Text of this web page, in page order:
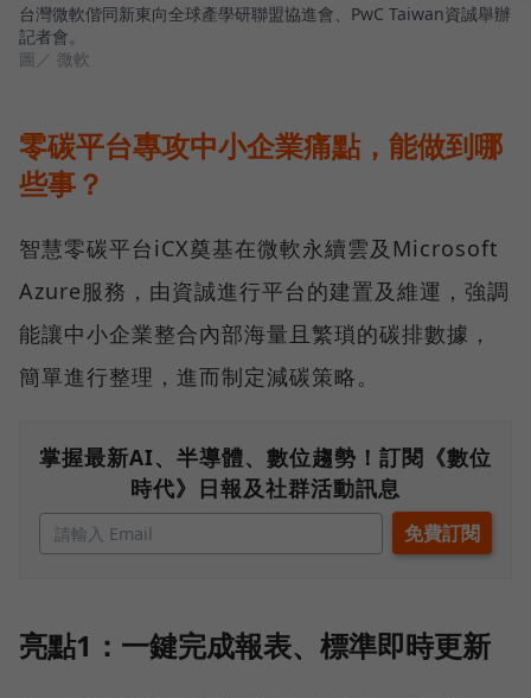
台灣微軟偕同新東向全球產學研聯盟協進會、PwC Taiwan資誠舉辦
記者會。
圖／ 微軟
零碳平台專攻中小企業痛點，能做到哪
些事？
智慧零碳平台iCX奠基在微軟永續雲及Microsoft
Azure服務，由資誠進行平台的建置及維運，強調
能讓中小企業整合內部海量且繁瑣的碳排數據，
簡單進行整理，進而制定減碳策略。
掌握最新AI、半導體、數位趨勢！訂閱《數位
時代》日報及社群活動訊息
亮點1：一鍵完成報表、標準即時更新